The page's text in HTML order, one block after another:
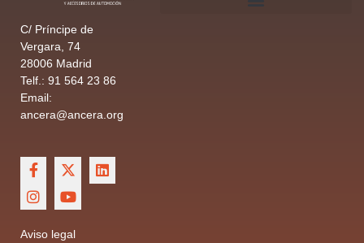
C/ Príncipe de
Vergara, 74
28006 Madrid
Telf.: 91 564 23 86
Email:
ancera@ancera.org
Aviso legal